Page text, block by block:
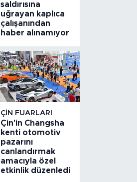
saldırısına
uğrayan kaplıca
çalışanından
haber alınamıyor
ÇIN FUARLARI
Çin'in Changsha
kenti otomotiv
pazarını
canlandırmak
amacıyla özel
etkinlik düzenledi